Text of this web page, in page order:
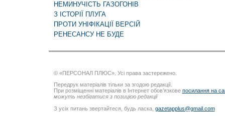
НЕМИНУЧІСТЬ ГАЗОГОНІВ
З ІСТОРІЇ ПЛУГА
ПРОТИ УНІФІКАЦІЇ ВЕРСІЙ
РЕНЕСАНСУ НЕ БУДЕ
© «ПЕРСОНАЛ ПЛЮС». Усі права застережено.
Передрук матеріалів тільки за згодою редакції.
При розміщенні матеріалів в Інтернет обов’язкове посилання на
можуть незбігатися з позицією редакції
З усіх питань звертайтеся, будь ласка, gazetapplus@gmail.com